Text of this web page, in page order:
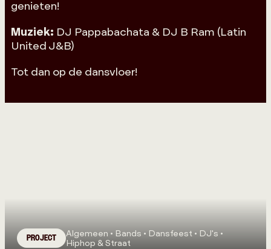
genieten!
Muziek: DJ Pappabachata & DJ B Ram (Latin
United J&B)
Tot dan op de dansvloer!
PROJECT
Algemeen • Bands • Dansfeest • DJ's •
Hiphop & Straat